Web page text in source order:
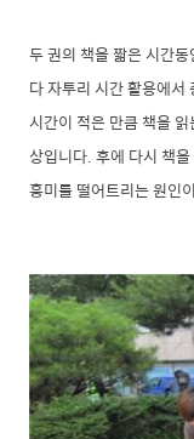
두 권의 책을 짧은 시간
다 자투리 시간 활용에서
시간이 적은 만큼 책을
상입니다. 후에 다시 책
흥미를 떨어트리는 원인